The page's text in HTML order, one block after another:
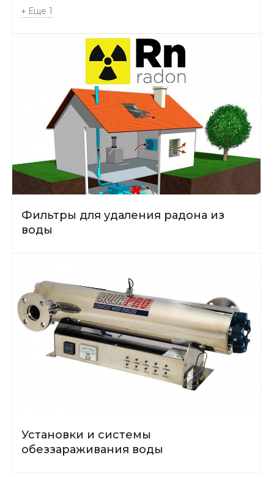
Еще 1
Фильтры для удаления радона из
воды
Установки и системы
обеззараживания воды